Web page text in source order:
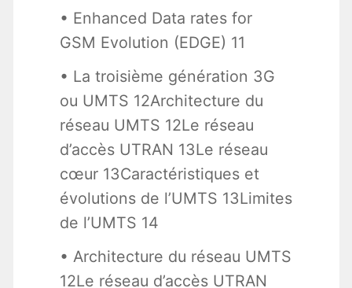
• Enhanced Data rates for
GSM Evolution (EDGE) 11
• La troisième génération 3G
ou UMTS 12Architecture du
réseau UMTS 12Le réseau
d’accès UTRAN 13Le réseau
cœur 13Caractéristiques et
évolutions de l’UMTS 13Limites
de l’UMTS 14
• Architecture du réseau UMTS
12Le réseau d’accès UTRAN